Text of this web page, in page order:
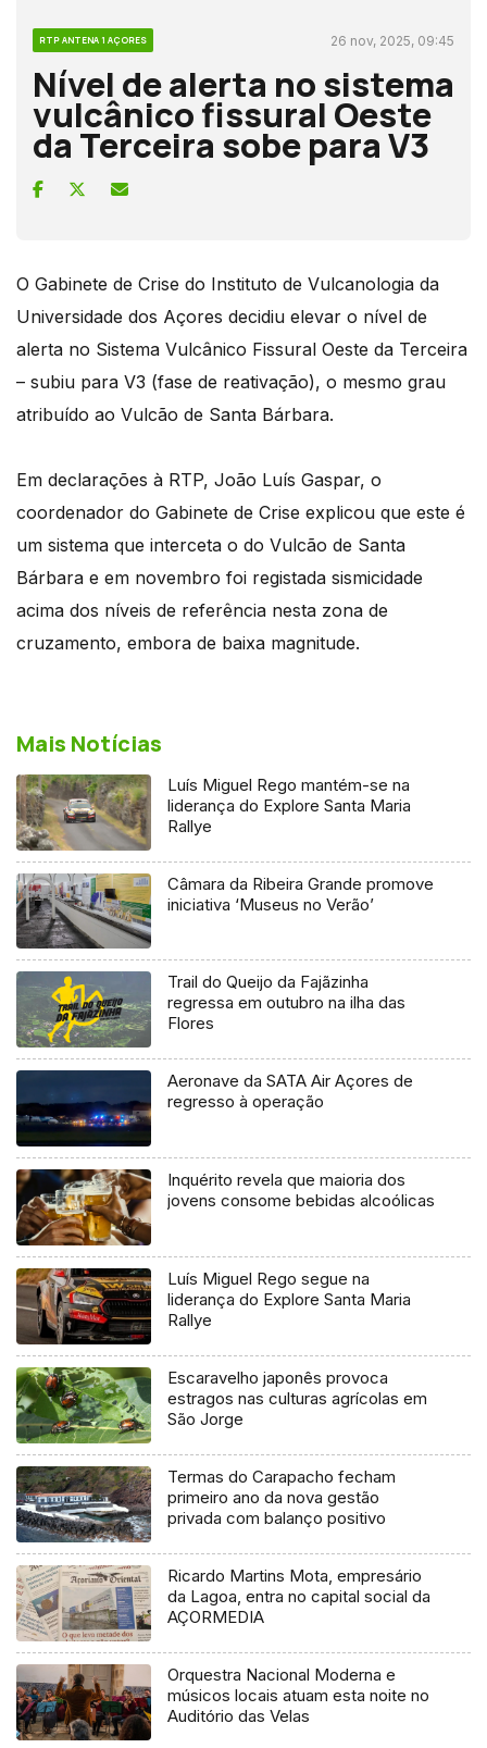
RTP ANTENA 1 AÇORES 26 nov, 2025, 09:45
Nível de alerta no sistema
vulcânico fissural Oeste
da Terceira sobe para V3
O Gabinete de Crise do Instituto de Vulcanologia da
Universidade dos Açores decidiu elevar o nível de
alerta no Sistema Vulcânico Fissural Oeste da Terceira
– subiu para V3 (fase de reativação), o mesmo grau
atribuído ao Vulcão de Santa Bárbara.
Em declarações à RTP, João Luís Gaspar, o
coordenador do Gabinete de Crise explicou que este é
um sistema que interceta o do Vulcão de Santa
Bárbara e em novembro foi registada sismicidade
acima dos níveis de referência nesta zona de
cruzamento, embora de baixa magnitude.
Mais Notícias
Luís Miguel Rego mantém-se na
liderança do Explore Santa Maria
Rallye
Câmara da Ribeira Grande promove
iniciativa ‘Museus no Verão’
Trail do Queijo da Fajãzinha
regressa em outubro na ilha das
Flores
Aeronave da SATA Air Açores de
regresso à operação
Inquérito revela que maioria dos
jovens consome bebidas alcoólicas
Luís Miguel Rego segue na
liderança do Explore Santa Maria
Rallye
Escaravelho japonês provoca
estragos nas culturas agrícolas em
São Jorge
Termas do Carapacho fecham
primeiro ano da nova gestão
privada com balanço positivo
Ricardo Martins Mota, empresário
da Lagoa, entra no capital social da
AÇORMEDIA
Orquestra Nacional Moderna e
músicos locais atuam esta noite no
Auditório das Velas